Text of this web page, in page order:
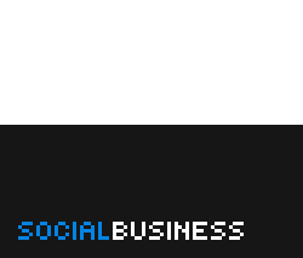
SOCIALBUSINESS